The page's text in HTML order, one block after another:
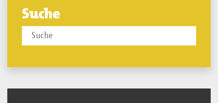
Suche